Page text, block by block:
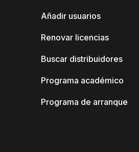
Añadir usuarios
Renovar licencias
Buscar distribuidores
Programa académico
Programa de arranque